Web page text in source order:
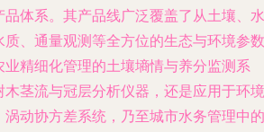
体系。其产品线广泛覆盖了从土壤、水
、通量观测等全方位的生态与环境参数
精细化管理的土壤墒情与养分监测系
茎流与冠层分析仪器，还是应用于环境
动协方差系统，乃至城市水务管理中的